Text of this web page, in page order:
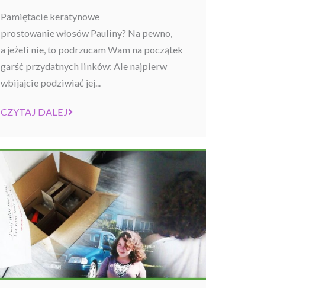
Pamiętacie keratynowe
prostowanie włosów Pauliny? Na pewno,
a jeżeli nie, to podrzucam Wam na początek
garść przydatnych linków: Ale najpierw
wbijajcie podziwiać jej...
CZYTAJ DALEJ